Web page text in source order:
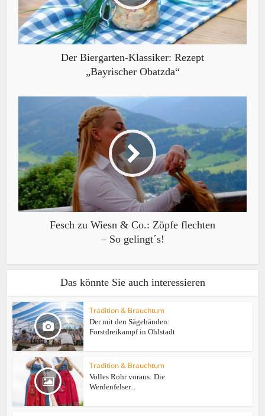
Der Biergarten-Klassiker: Rezept
„Bayrischer Obatzda“
Fesch zu Wiesn & Co.: Zöpfe flechten
– So gelingt´s!
Das könnte Sie auch interessieren
Tradition & Brauchtum
Der mit den Sägehänden:
Forstdreikampf in Ohlstadt
Tradition & Brauchtum
Volles Rohr voraus: Die
Werdenfelser...